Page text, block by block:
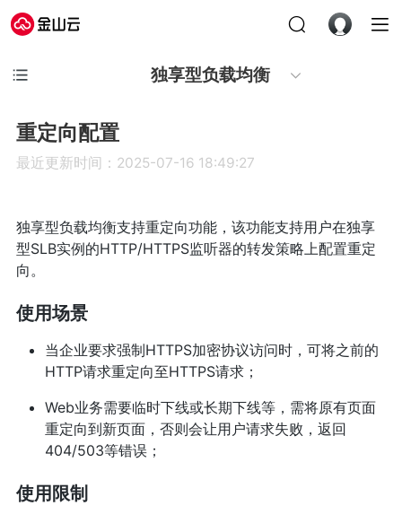
独享型负载均衡
重定向配置
最近更新时间：2025-07-16 18:49:27
独享型负载均衡支持重定向功能，该功能支持用户在独享
型SLB实例的HTTP/HTTPS监听器的转发策略上配置重定
向。
使用场景
当企业要求强制HTTPS加密协议访问时，可将之前的
HTTP请求重定向至HTTPS请求；
Web业务需要临时下线或长期下线等，需将原有页面
重定向到新页面，否则会让用户请求失败，返回
404/503等错误；
使用限制